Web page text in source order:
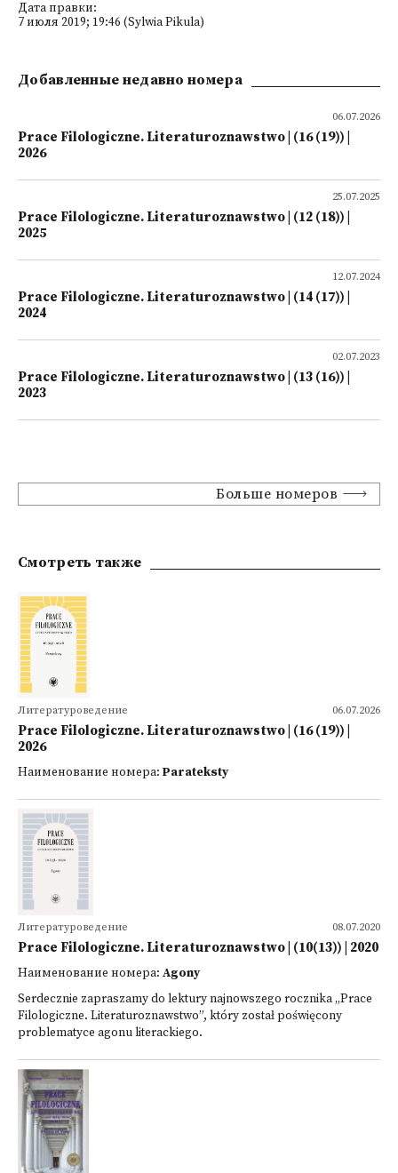
Дата правки:
7 июля 2019; 19:46 (Sylwia Pikula)
Добавленные недавно номера
06.07.2026
Prace Filologiczne. Literaturoznawstwo | (16 (19)) |
2026
25.07.2025
Prace Filologiczne. Literaturoznawstwo | (12 (18)) |
2025
12.07.2024
Prace Filologiczne. Literaturoznawstwo | (14 (17)) |
2024
02.07.2023
Prace Filologiczne. Literaturoznawstwo | (13 (16)) |
2023
Больше номеров
Смотреть также
06.07.2026
Литературоведение
Prace Filologiczne. Literaturoznawstwo | (16 (19)) |
2026
Наименование номера: Parateksty
08.07.2020
Литературоведение
Prace Filologiczne. Literaturoznawstwo | (10(13)) | 2020
Наименование номера: Agony
Serdecznie zapraszamy do lektury najnowszego rocznika „Prace
Filologiczne. Literaturoznawstwo”, który został poświęcony
problematyce agonu literackiego.